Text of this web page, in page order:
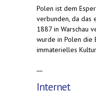
Polen ist dem
verbunden, da das
1887 in Warschau
wurde in Polen die
immaterielles
Internet